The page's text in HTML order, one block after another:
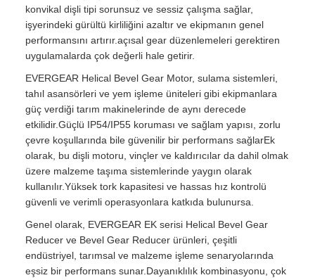
konvikal dişli tipi sorunsuz ve sessiz çalışma sağlar,
işyerindeki gürültü kirliliğini azaltır ve ekipmanın genel
performansını artırır.açısal gear düzenlemeleri gerektiren
uygulamalarda çok değerli hale getirir.
EVERGEAR Helical Bevel Gear Motor, sulama sistemleri,
tahıl asansörleri ve yem işleme üniteleri gibi ekipmanlara
güç verdiği tarım makinelerinde de aynı derecede
etkilidir.Güçlü IP54/IP55 koruması ve sağlam yapısı, zorlu
çevre koşullarında bile güvenilir bir performans sağlarEk
olarak, bu dişli motoru, vinçler ve kaldırıcılar da dahil olmak
üzere malzeme taşıma sistemlerinde yaygın olarak
kullanılır.Yüksek tork kapasitesi ve hassas hız kontrolü
güvenli ve verimli operasyonlara katkıda bulunursa.
Genel olarak, EVERGEAR EK serisi Helical Bevel Gear
Reducer ve Bevel Gear Reducer ürünleri, çeşitli
endüstriyel, tarımsal ve malzeme işleme senaryolarında
eşsiz bir performans sunar.Dayanıklılık kombinasyonu, çok